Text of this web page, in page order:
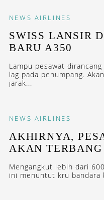
NEWS AIRLINES
SWISS LANSIR
BARU A350
Lampu pesawat
lag pada penumpang.
jarak...
NEWS AIRLINES
AKHIRNYA,
AKAN
Mengangkut lebih dari
ini menuntut kru bandara